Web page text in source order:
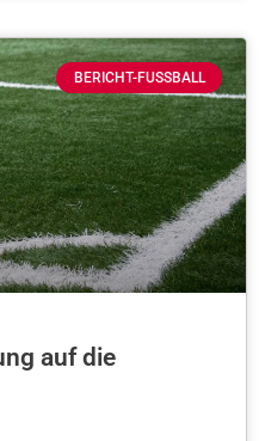
BERICHT-FUSSBALL
auf die